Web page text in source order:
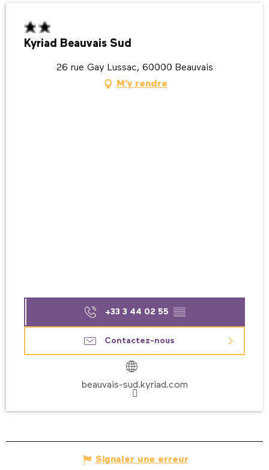
Kyriad Beauvais Sud
26 rue Gay Lussac, 60000 Beauvais
M'y rendre
+33 3 44 02 55 ▒▒
Contactez-nous
beauvais-sud.kyriad.com
Signaler une erreur